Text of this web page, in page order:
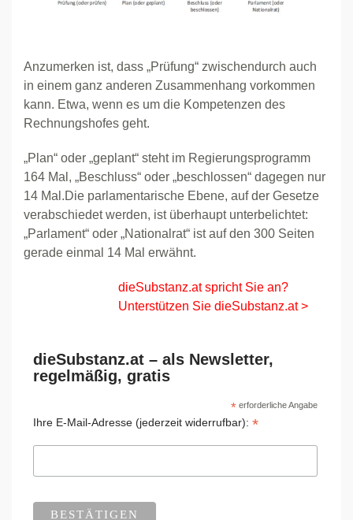
Anzumerken ist, dass „Prüfung“ zwischendurch auch
in einem ganz anderen Zusammenhang vorkommen
kann. Etwa, wenn es um die Kompetenzen des
Rechnungshofes geht.
„Plan“ oder „geplant“ steht im Regierungsprogramm
164 Mal, „Beschluss“ oder „beschlossen“ dagegen nur
14 Mal.Die parlamentarische Ebene, auf der Gesetze
verabschiedet werden, ist überhaupt unterbelichtet:
„Parlament“ oder „Nationalrat“ ist auf den 300 Seiten
gerade einmal 14 Mal erwähnt.
dieSubstanz.at spricht Sie an?
Unterstützen Sie dieSubstanz.at >
dieSubstanz.at – als Newsletter,
regelmäßig, gratis
*erforderliche Angabe
Ihre E-Mail-Adresse (jederzeit widerrufbar): *